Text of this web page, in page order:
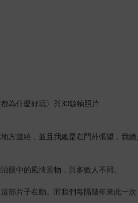
為什麼好玩〉與30餘幀照片
方遊繞，並且我總是在門外張望，我
眼中的風情景物，與多數人不同。
部片子在動。而我們每隔幾年來此一